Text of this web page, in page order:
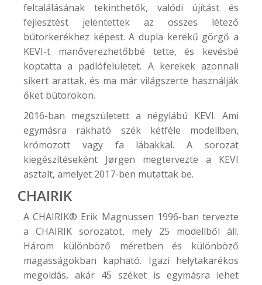
feltalálásának tekinthetők, valódi újítást és
fejlesztést jelentettek az összes létező
bútorkerékhez képest. A dupla kerekű görgő a
KEVI-t manőverezhetőbbé tette, és kevésbé
koptatta a padlófelületet. A kerekek azonnali
sikert arattak, és ma már világszerte használják
őket bútorokon.
2016-ban megszületett a négylábú KEVI. Ami
egymásra rakható szék kétféle modellben,
krómozott vagy fa lábakkal. A sorozat
kiegészítéseként Jørgen megtervezte a KEVI
asztalt, amelyet 2017-ben mutattak be.
CHAIRIK
ACHAIRIK® Erik Magnussen 1996-ban tervezte
a CHAIRIK sorozatot, mely 25 modellből áll.
Három különböző méretben és különböző
magasságokban kapható. Igazi helytakarékos
megoldás, akár 45 széket is egymásra lehet